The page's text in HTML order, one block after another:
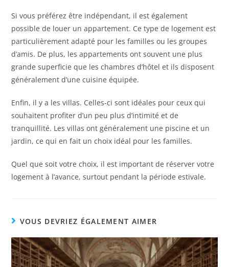
Si vous préférez être indépendant, il est également
possible de louer un appartement. Ce type de logement est
particulièrement adapté pour les familles ou les groupes
d’amis. De plus, les appartements ont souvent une plus
grande superficie que les chambres d’hôtel et ils disposent
généralement d’une cuisine équipée.
Enfin, il y a les villas. Celles-ci sont idéales pour ceux qui
souhaitent profiter d’un peu plus d’intimité et de
tranquillité. Les villas ont généralement une piscine et un
jardin, ce qui en fait un choix idéal pour les familles.
Quel que soit votre choix, il est important de réserver votre
logement à l’avance, surtout pendant la période estivale.
VOUS DEVRIEZ ÉGALEMENT AIMER